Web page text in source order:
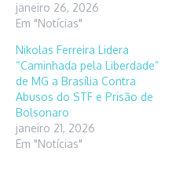
janeiro 26, 2026
Em "Notícias"
Nikolas Ferreira Lidera
“Caminhada pela Liberdade”
de MG a Brasília Contra
Abusos do STF e Prisão de
Bolsonaro
janeiro 21, 2026
Em "Notícias"